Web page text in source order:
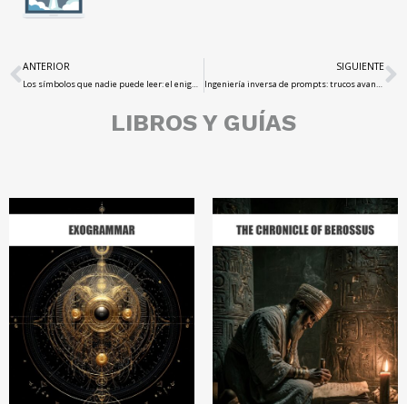
ANTERIOR
Los símbolos que nadie puede leer: el enigma eterno del Codex Rohonczi
SIGUIENTE
Ingeniería inversa de prompts: trucos avanzados para obtener respuestas más precisas
LIBROS Y GUÍAS